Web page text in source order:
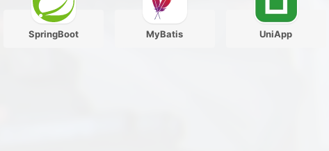
SpringBoot MyBatis UniApp